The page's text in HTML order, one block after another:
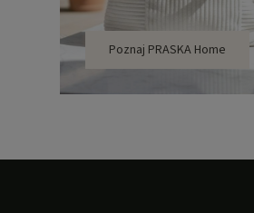
Poznaj PRASKA Home